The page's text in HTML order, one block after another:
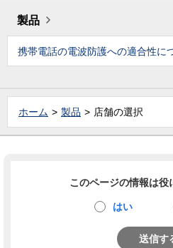
製品
携帯電話の電波防護への適合性に
ホーム 製品 店舗の選択
このページの情報は役
はい
送信す